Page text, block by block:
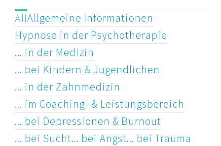
All
... bei Angst
... bei Depressionen & Burnout
... bei Kindern & Jugendlichen
... bei Sucht ... bei Trauma
... im Coaching- & Leistungsbereich
... in der Medizin
... in der Zahnmedizin
Allgemeine Informationen
Hypnose in der Psychotherapie